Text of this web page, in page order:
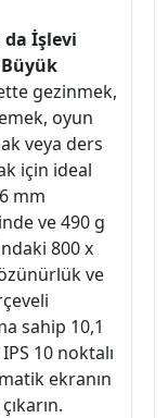
da İşlevi
gezinmek,
oyun
veya ders
için ideal
mm
ve 490 g
800 x
ve
sahip 10,1
10 noktalı
ekranın